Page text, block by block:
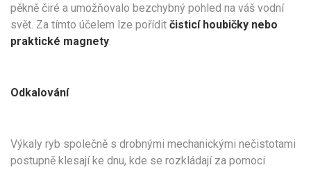
pěkně čiré a umožňovalo bezchybný pohled na váš vodní
svět. Za tímto účelem lze pořídit čisticí houbičky nebo
praktické magnety
Odkalování
Výkaly ryb společně s drobnými mechanickými nečistotami
postupně klesají ke dnu, kde se rozkládají za pomoci